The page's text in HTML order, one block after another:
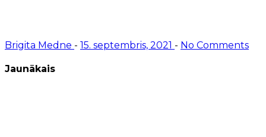
Brigita Medne - 15. septembris, 2021 - No Comments
Jaunākais